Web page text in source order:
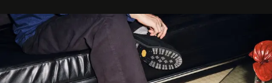
y la filosofía detrás de la propuesta.